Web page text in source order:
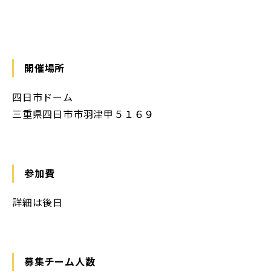
開催場所
四日市ドーム
三重県四日市市羽津甲５１６９
参加費
詳細は後日
募集チーム人数